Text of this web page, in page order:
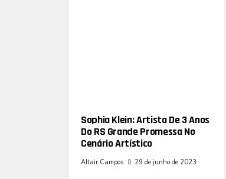
Sophia Klein: Artista De 3 Anos
Do RS Grande Promessa No
Cenário Artístico
Altair Campos 29 de junho de 2023